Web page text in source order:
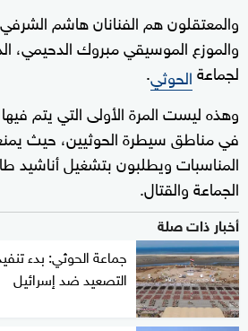
والمعتقلون هم الفنانان هاشم
والموزع الموسيقي مبروك الدحيمي،
لجماعةالحوثي.
وهذه ليست المرة الأولى التي يتم
في مناطق سيطرة الحوثيين، حيث
المناسبات ويطلبون بتشغيل أناشيد
الجماعة والقتال.
أخبار ذات صلة
جماعة الحوثي: بدء
التصعيد ضد إسرائيل